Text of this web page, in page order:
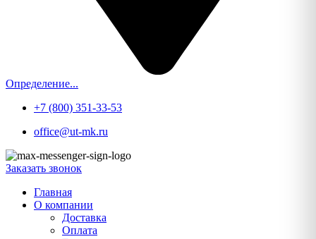
Определение...
+7 (800) 351-33-53
office@ut-mk.ru
Заказать звонок
Главная
О компании
Доставка
Оплата